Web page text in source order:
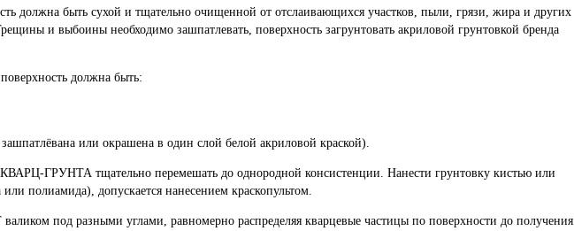
должна быть сухой и тщательно очищенной от отслаивающихся участков, пыли, грязи, жира и других
и выбоины необходимо зашпатлевать, поверхность загрунтовать акриловой грунтовкой бренда
должна быть:
или окрашена в один слой белой акриловой краской).
ГРУНТА тщательно перемешать до однородной консистенции. Нанести грунтовку кистью или
полиамида), допускается нанесением краскопультом.
под разными углами, равномерно распределяя кварцевые частицы по поверхности до получения